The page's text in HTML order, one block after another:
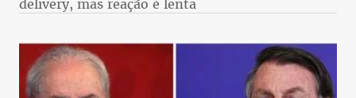
delivery, mas reação é lenta